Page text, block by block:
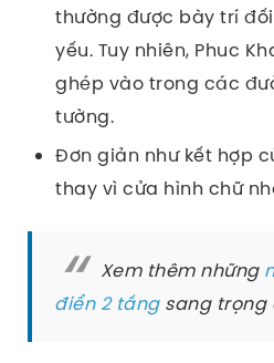
thường được bày trí
yếu. Tuy nhiên, Phuc
ghép vào trong các
tường.
Đơn giản như kết hợp
thay vì cửa hình chữ
Xem thêm những
điển 2 tầngsang trọng